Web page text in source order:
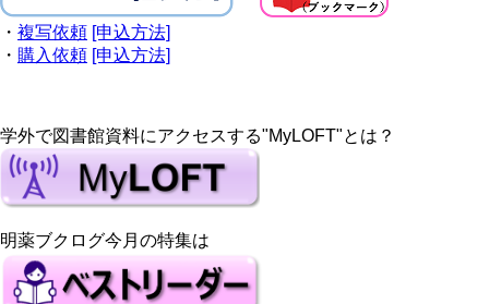
・ 複写依頼 [申込方法]
・ 購入依頼 [申込方法]
学外で図書館資料にアクセスする"MyLOFT"とは？
明薬ブクログ今月の特集は